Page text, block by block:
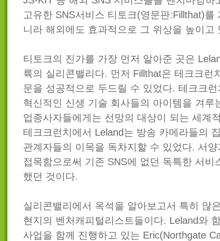
고유한 SNS서비스 티토크(영문판:Fillthat)를
니라 해외에도 효과적으로 그 위상을 높이고
티토크의 진가를 가장 먼저 알아준 곳은
륙의 실리콘밸리다. 먼저 Fillthat은 테크크런
문을 성공적으로 두드릴 수 있었다. 테크크
혁신적인 신생 기술 회사들의 아이템을 겨루
업종사자들에게는 선망의 대상이 되는 세계
테크크런치에서 Leland는 방송 카메라들의
관계자들의 이목을 독차지할 수 있었다. 서
접목함으로써 기존 SNS에 없던 독특한 서비
했던 것이다.
실리콘밸리에서 옥석을 알아보고서 특히 많
현지의 벤처캐피털리스트들이다. Leland와
사업을 함께 진행하고 있는 Eric(Northgate